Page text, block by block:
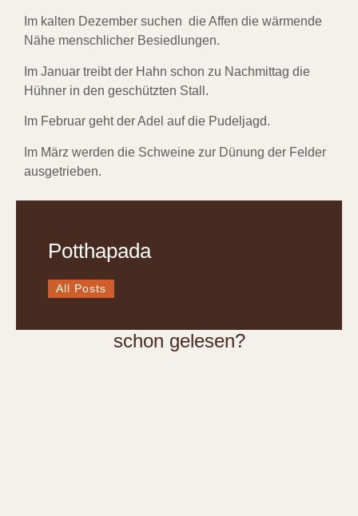
Im kalten Dezember suchen die Affen die wärmende
Nähe menschlicher Besiedlungen.
Im Januar treibt der Hahn schon zu Nachmittag die
Hühner in den geschützten Stall.
Im Februar geht der Adel auf die Pudeljagd.
Im März werden die Schweine zur Dünung der Felder
ausgetrieben.
Potthapada
All Posts
schon gelesen?